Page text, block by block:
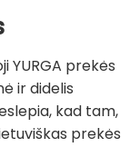
YURGA prekės
ir didelis
kad tam,
prekės